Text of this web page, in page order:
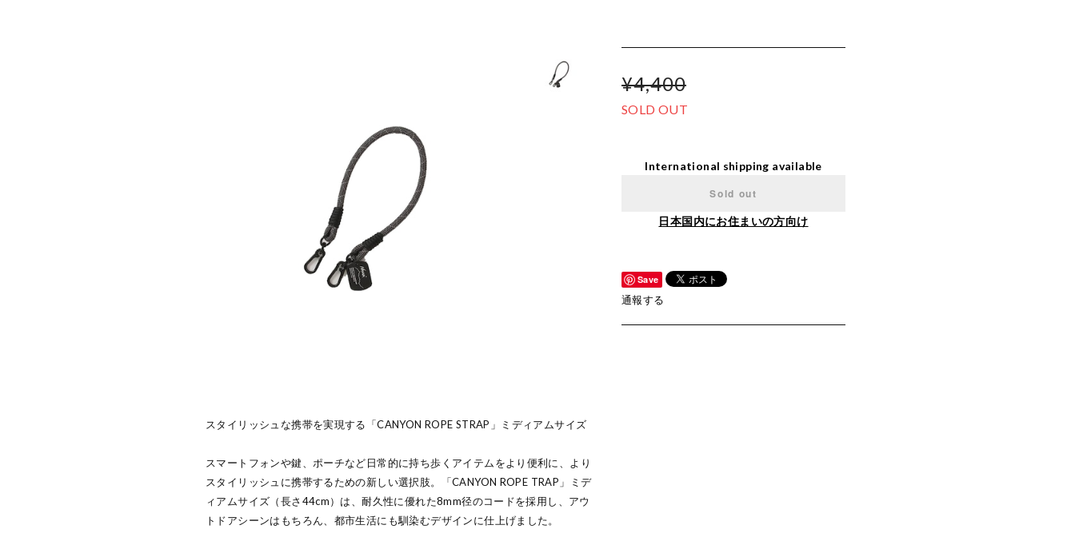
スタイリッシュな携帯を実現する「CANYON ROPE STRAP」ミディアムサイズ
スマートフォンや鍵、ポーチなど日常的に持ち歩くアイテムをより便利に、より
スタイリッシュに携帯するための新しい選択肢。「CANYON ROPE TRAP」ミデ
ィアムサイズ（長さ44cm）は、耐久性に優れた8mm径のコードを採用し、アウ
トドアシーンはもちろん、都市生活にも馴染むデザインに仕上げました。
¥4,400
SOLD OUT
International shipping available
Sold out
日本国内にお住まいの方向け
Save
通報する